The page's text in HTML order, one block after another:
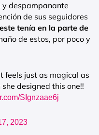
y despampanante
de sus seguidores
tenía en la parte de
de estos, por poco y
feels just as magical as
designed this one!!
SIgnzaae6j
2023